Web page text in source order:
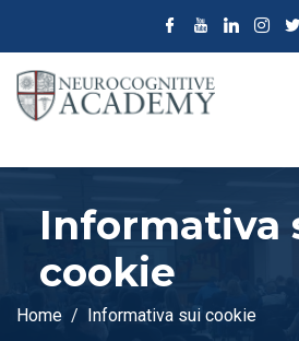
Informativa
cookie
Home Informativa sui cookie